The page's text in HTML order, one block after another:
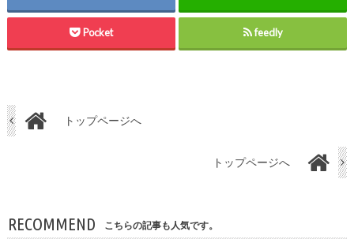
Pocket feedly
トップページへ
トップページへ
RECOMMEND こちらの記事も人気です。